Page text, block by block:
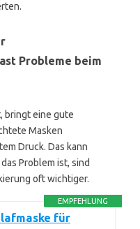
Probleme beim
bringt eine gute
Masken
Druck. Das kann
Problem ist, sind
oft wichtiger.
EMPFEHLUNG
für